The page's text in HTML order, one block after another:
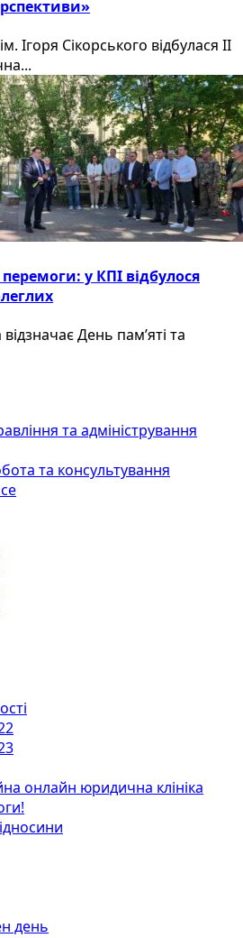
Ігоря Сікорського відбулася ІІ
у КПІ відбулося
День пам’яті та
та адміністрування
та консультування
онлайн юридична клініка
день